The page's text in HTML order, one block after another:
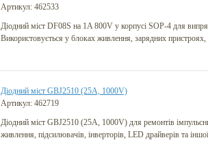
Артикул: 462533
Діодний міст DF08S на 1A 800V у корпусі SOP-4 для
Використовується у блоках живлення, зарядних пристроях,
Діодний міст GBJ2510 (25A, 1000V)
Артикул: 462719
Діодний міст GBJ2510 (25A, 1000V) для ремонтів
живлення, підсилювачів, інверторів, LED драйверів та